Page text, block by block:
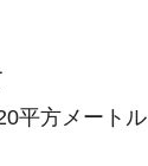
平方メート